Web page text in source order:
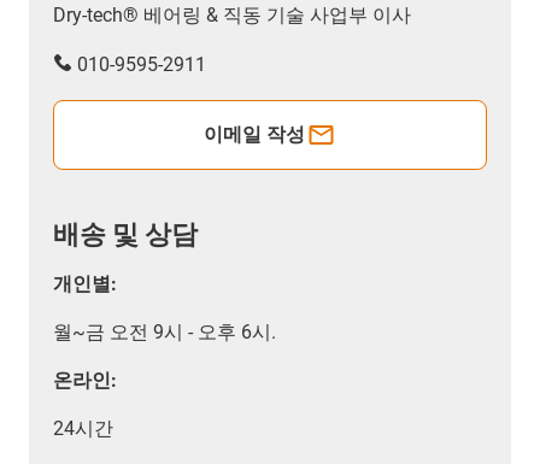
Dry-tech® 베어링 & 직동 기술 사업부 이사
010-9595-2911
이메일 작성
배송 및 상담
개인별:
월~금 오전 9시 - 오후 6시.
온라인:
24시간